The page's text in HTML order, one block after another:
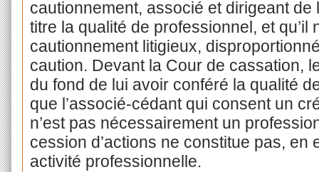
cautionnement, associé et dirigeant
titre la qualité de professionnel, et
cautionnement litigieux,
caution. Devant la Cour de cassation,
du fond de lui avoir conféré la qualité
que l’associé-cédant qui consent un
n’est pas nécessairement un
cession d’actions ne constitue pas, en
activité professionnelle.